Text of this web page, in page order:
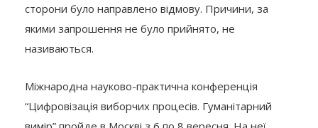
сторони було направлено відмову. Причини, за
якими запрошення не було прийнято, не
називаються.
Міжнародна науково-практична конференція
“Цифровізація виборчих процесів. Гуманітарний